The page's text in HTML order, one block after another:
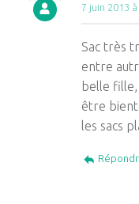
7 juin 2013
Sac très
entre
belle
être
les sacs